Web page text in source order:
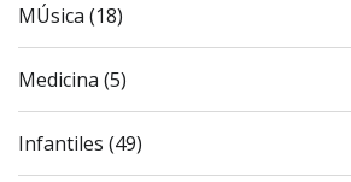
MÚsica (18)
Medicina (5)
Infantiles (49)